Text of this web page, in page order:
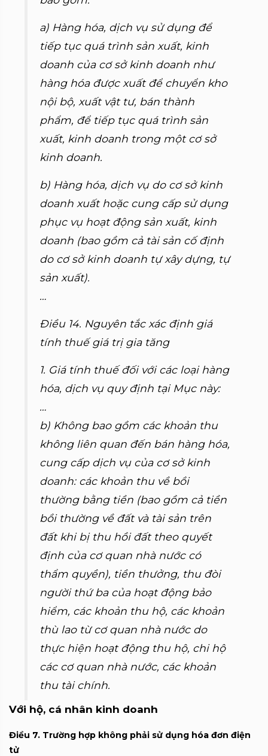
a) Hàng hóa, dịch vụ sử dụng để
tiếp tục quá trình sản xuất, kinh
doanh của cơ sở kinh doanh như
hàng hóa được xuất để chuyển kho
nội bộ, xuất vật tư, bán thành
phẩm, để tiếp tục quá trình sản
xuất, kinh doanh trong một cơ sở
kinh doanh.
b) Hàng hóa, dịch vụ do cơ sở kinh
doanh xuất hoặc cung cấp sử dụng
phục vụ hoạt động sản xuất, kinh
doanh (bao gồm cả tài sản cố định
do cơ sở kinh doanh tự xây dựng, tự
sản xuất).
…
Điều 14. Nguyên tắc xác định giá
tính thuế giá trị gia tăng
1. Giá tính thuế đối với các loại hàng
hóa, dịch vụ quy định tại Mục này:
…
b) Không bao gồm các khoản thu
không liên quan đến bán hàng hóa,
cung cấp dịch vụ của cơ sở kinh
doanh: các khoản thu về bồi
thường bằng tiền (bao gồm cả tiền
bồi thường về đất và tài sản trên
đất khi bị thu hồi đất theo quyết
định của cơ quan nhà nước có
thẩm quyền), tiền thưởng, thu đòi
người thứ ba của hoạt động bảo
hiểm, các khoản thu hộ, các khoản
thù lao từ cơ quan nhà nước do
thực hiện hoạt động thu hộ, chi hộ
các cơ quan nhà nước, các khoản
thu tài chính.
Với hộ, cá nhân kinh doanh
Điều 7. Trường hợp không phải sử dụng hóa đơn điện
tử